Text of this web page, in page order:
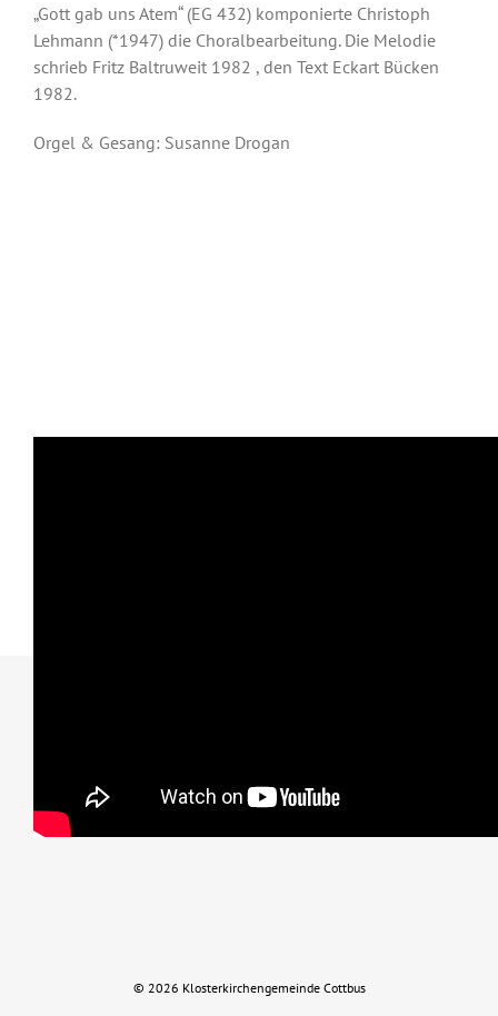
„Gott gab uns Atem“ (EG 432) komponierte Christoph
Lehmann (*1947) die Choralbearbeitung. Die Melodie
schrieb Fritz Baltruweit 1982 , den Text Eckart Bücken
1982.
Orgel & Gesang: Susanne Drogan
Impressum Datenschutz
© 2026 Klosterkirchengemeinde Cottbus